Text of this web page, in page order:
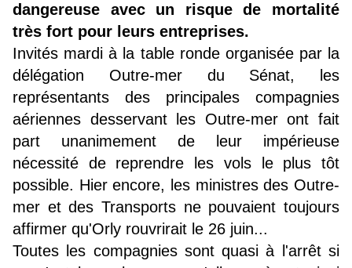
dangereuse avec un risque de mortalité
très fort pour leurs entreprises.
Invités mardi à la table ronde organisée par la
délégation Outre-mer du Sénat, les
représentants des principales compagnies
aériennes desservant les Outre-mer ont fait
part unanimement de leur impérieuse
nécessité de reprendre les vols le plus tôt
possible. Hier encore, les ministres des Outre-
mer et des Transports ne pouvaient toujours
affirmer qu'Orly rouvrirait le 26 juin...
Toutes les compagnies sont quasi à l'arrêt si